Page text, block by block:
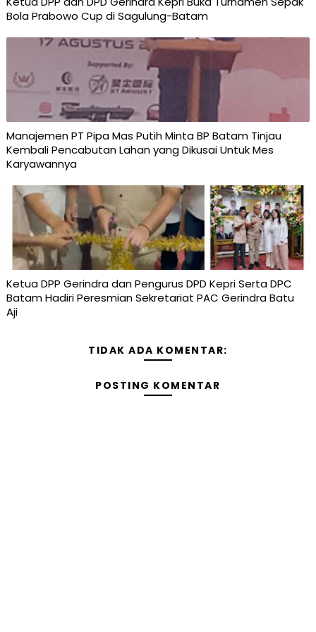
Bola Prabowo Cup di Sagulung-Batam
Manajemen PT Pipa Mas Putih Minta BP Batam Tinjau
Kembali Pencabutan Lahan yang Dikusai Untuk Mes
Karyawannya
Ketua DPP Gerindra dan Pengurus DPD Kepri Serta DPC
Batam Hadiri Peresmian Sekretariat PAC Gerindra Batu
Aji
TIDAK ADA KOMENTAR:
POSTING KOMENTAR